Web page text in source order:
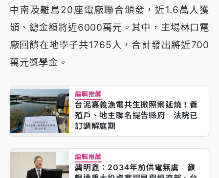
中南及離島20座電廠聯合頒發，近1.6萬人獲
頒、總金額將近6000萬元。其中，主場林口電
廠回饋在地學子共1765人，合計發出將近700
萬元獎學金。
編輯推薦
台泥嘉義漁電共生撤照案延燒！養
殖戶、地主聯名提告縣府 法院已
訂調解庭期
編輯推薦
龔明鑫：2034年前供電無虞 籲